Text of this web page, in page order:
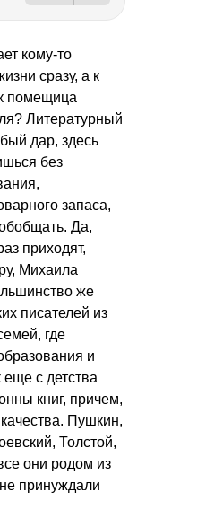
кому-то
сразу, а к
помещица
Литературный
дар, здесь
без
запаса,
Да,
приходят,
Михаила
же
писателей из
где
и
еще с детства
книг, причем,
Пушкин,
Толстой,
они родом из
принуждали